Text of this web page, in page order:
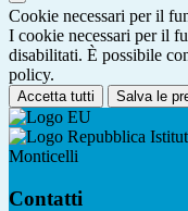
Cookie necessari per il
I cookie necessari per il
disabilitati. È possibile
policy.
Accetta tutti Salva le
Monticelli
Contatti